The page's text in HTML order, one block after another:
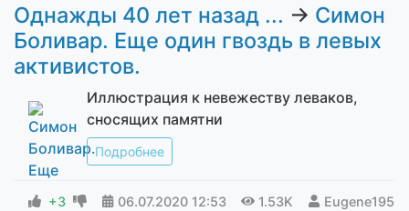
Однажды 40 лет назад ... → Симон
Боливар. Еще один гвоздь в левых
активистов.
Иллюстрация к невежеству леваков,
сносящих памятни
Подробнее
+3 06.07.2020 12:53 1.53K Eugene1956